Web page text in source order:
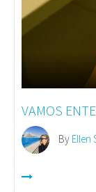
VAMOS
By Ellen